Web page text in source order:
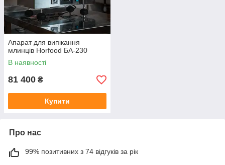
Апарат для випікання
млинців Horfood БА-230
В наявності
81 400 ₴
Купити
Про нас
99% позитивних з 74 відгуків за рік